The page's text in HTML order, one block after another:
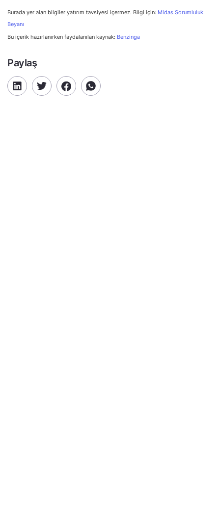
Burada yer alan bilgiler yatırım tavsiyesi içermez. Bilgi için: Midas Sorumluluk
Beyanı
Bu içerik hazırlanırken faydalanılan kaynak: Benzinga
Paylaş